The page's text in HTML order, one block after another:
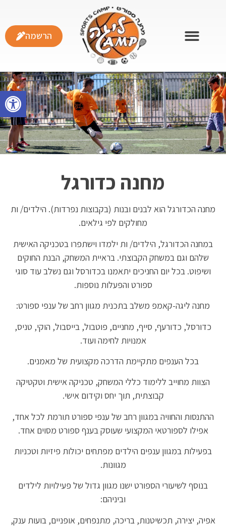
הרשמה
מחנה כדורגל
מחנה הכדורגל הוא לבנים ובנות (בקבוצות נפרדות). הילדים/ ות
מחולקים לפי גילאים.
במחנה הכדורגל, הילדים/ ות ילמדו וישתפרו בטכניקה האישית
שלהם וגם במשחק הקבוצתי. בראיית המשחק, הבנת החוקים
ושיפוט. בכל יום החניכים יתאמנו בכדורסל וגם נשלב עוד סוגי
ספורט והפעלות נוספות.
מחנה ליגה-קאמפ משלב בתכנית מגוון רחב של ענפי ספורט:
כדורסל, כדורעף, סייף, מחניים, פוטבול, בייסבול, הוקי, טניס,
אמנויות לחימה ועוד.
בכל הענפים מתקיימת הדרכה מקצועית של מאמנים.
הצוות מחוייב ללימוד כללי המשחק, טכניקה אישית וטקטיקה
קבוצתית, תוך יחס וקידום אישי.
ההתנסות והחוויה במגוון רחב של ענפי ספורט תורמת לכל אחד,
אפילו לספורטאי המקצועי שעוסק בענף ספורט מסוים אחד.
בפעילות במגוון ענפים הילדים מפתחים יכולות פיזיות וטכניות
מגוונות.
בנוסף לשיעורי הספורט ישנו מגוון גדול של פעילויות לילדים
וביניהם:
אפיה, יצירה, תכשיטנות, בריכה, מתנפחים, אופניים, בועות ענק,